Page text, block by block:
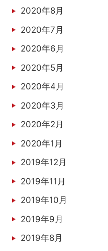
2020年8月
2020年7月
2020年6月
2020年5月
2020年4月
2020年3月
2020年2月
2020年1月
2019年12月
2019年11月
2019年10月
2019年9月
2019年8月